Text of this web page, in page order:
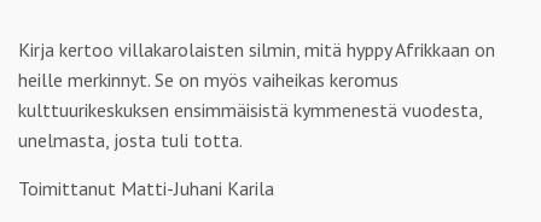
Kirja kertoo villakarolaisten silmin, mitä hyppy Afrikkaan on
heille merkinnyt. Se on myös vaiheikas keromus
kulttuurikeskuksen ensimmäisistä kymmenestä vuodesta,
unelmasta, josta tuli totta.
Toimittanut Matti-Juhani Karila